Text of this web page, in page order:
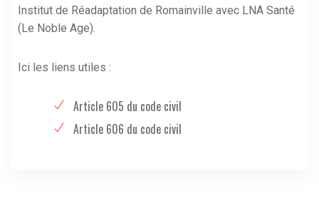
Institut de Réadaptation de Romainville avec LNA Santé
(Le Noble Age).
Ici les liens utiles :
Article 605 du code civil
Article 606 du code civil